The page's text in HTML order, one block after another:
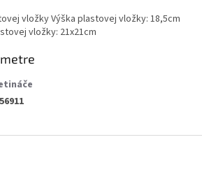
vložky Výška plastovej vložky: 18,5cm
vložky: 21x21cm